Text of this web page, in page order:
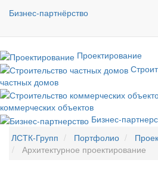
Бизнес-партнёрство
Проектирование
частных домов
коммерческих объектов
Бизнес-
ЛСТК-Групп
Портфолио
Архитектурное проектирование